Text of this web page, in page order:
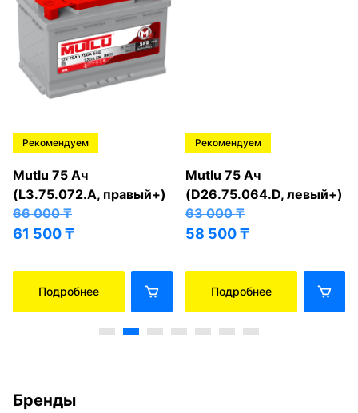
Рекомендуем
Mutlu 75 Ач
(L3.75.072.A, правый+)
66 000₸
61 500₸
Подробнее
Рекомендуем
Mutlu 75 Ач
(D26.75.064.D, левый+)
63 000₸
58 500₸
Подробнее
Бренды